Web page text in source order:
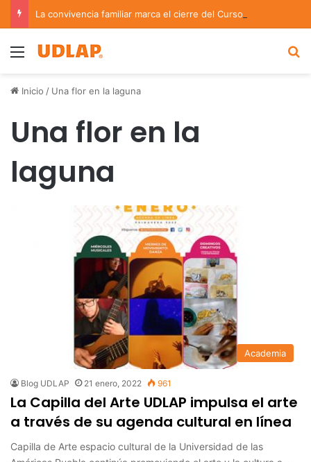
Menu
Inicio / Una flor en la laguna
Una flor en la
laguna
Academia
Blog UDLAP 21 enero, 2022 961
La Capilla del Arte UDLAP impulsa el arte
a través de su agenda cultural en línea
Capilla de Arte espacio cultural de la Universidad de las